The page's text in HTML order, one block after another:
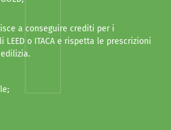
a conseguire crediti per i
LEED o ITACA e rispetta le prescrizioni
edilizia.